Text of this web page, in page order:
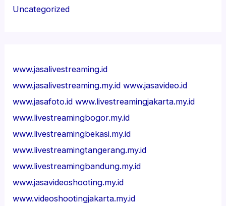
Uncategorized
www.jasalivestreaming.id
www.jasalivestreaming.my.id www.jasavideo.id
www.jasafoto.id www.livestreamingjakarta.my.id
www.livestreamingbogor.my.id
www.livestreamingbekasi.my.id
www.livestreamingtangerang.my.id
www.livestreamingbandung.my.id
www.jasavideoshooting.my.id
www.videoshootingjakarta.my.id